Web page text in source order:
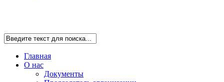
Главная
О нас
Документы